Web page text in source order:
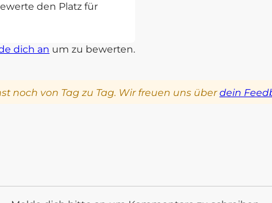
den Platz für
dich an um zu bewerten.
noch von Tag zu Tag. Wir freuen uns überdein